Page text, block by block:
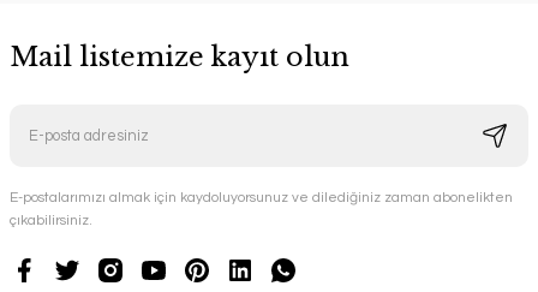
Mail listemize kayıt olun
E-postalarımızı almak için kaydoluyorsunuz ve dilediğiniz zaman abonelikten
çıkabilirsiniz.